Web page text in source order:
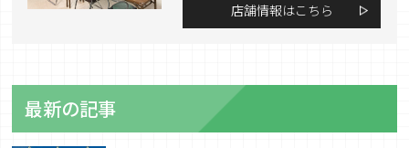
店舗情報はこちら
最新の記事